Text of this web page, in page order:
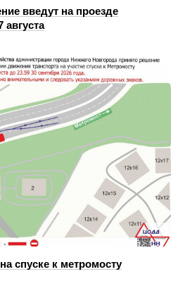
введут на проезде
августа
спуске к метромосту